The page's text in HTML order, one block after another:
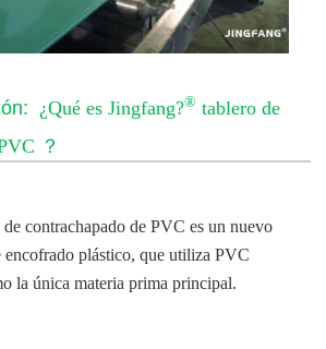
¿Qué es Jingfang?® tablero de
？
de contrachapado de PVCes un nuevo
encofrado plástico, que utiliza PVC
la única materia prima principal.